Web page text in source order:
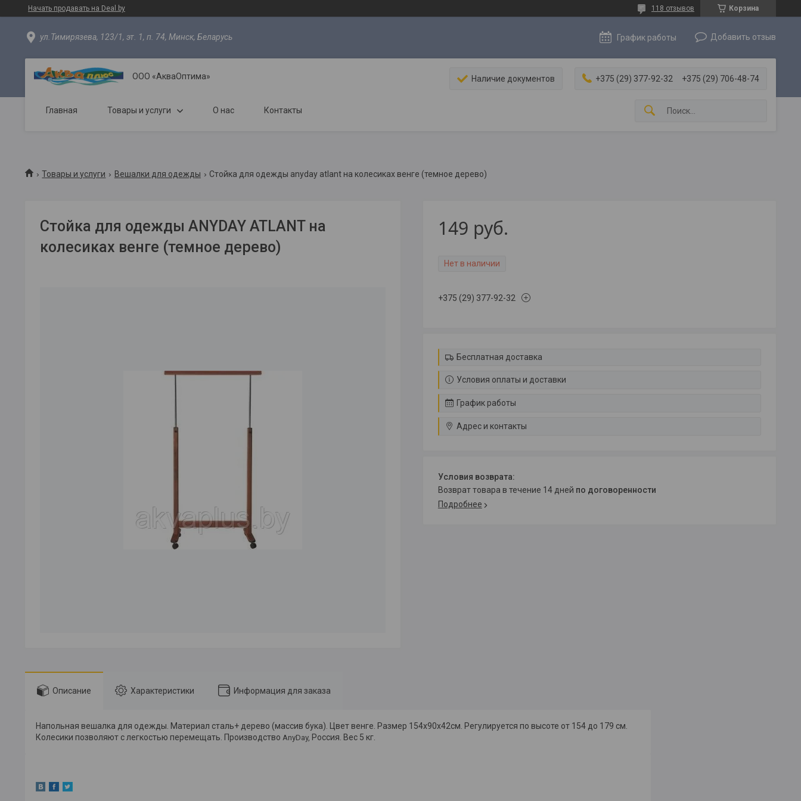
Начать продавать на Deal.by Корзина
118 отзывов
ул.Тимирязева, 123/1, эт. 1, п. 74, Минск, Беларусь График работы Добавить отзыв
ООО «АкваОптима» Наличие документов +375 (29) 377-92-32 +375 (29) 706-48-74
Главная Товары и услуги О нас Контакты
Товары и услуги Вешалки для одежды Стойка для одежды anyday atlant на колесиках венге (темное дерево)
Стойка для одежды ANYDAY ATLANT на
колесиках венге (темное дерево)
149 руб.
Нет в наличии
+375 (29) 377-92-32
Бесплатная доставка
Условия оплаты и доставки
График работы
Адрес и контакты
возврат товара в течение 14 дней по договоренности
Подробнее
Описание Характеристики Информация для заказа
Напольная вешалка для одежды. Материал сталь+ дерево (массив бука). Цвет венге. Размер 154х90х42см. Регулируется по высоте от 154 до 179 см.
Колесики позволяют с легкостью перемещать. Производство AnyDay, Россия. Вес 5 кг.